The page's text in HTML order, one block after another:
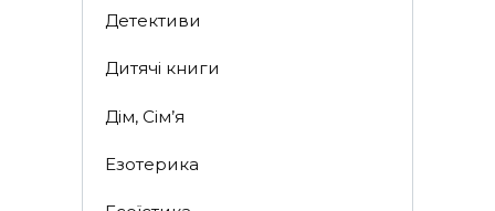
Детективи
Дитячі книги
Дім, Сім’я
Езотерика